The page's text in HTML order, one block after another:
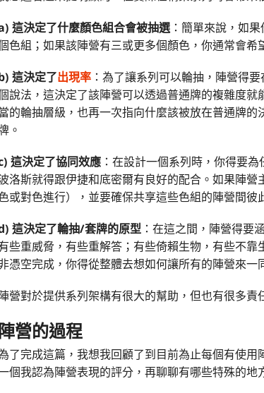
這決定了什麼顏色組合會被抽選 ：簡單來說，如
色組；如果該陣營有三或更多個顏色，你通常會希
這決定了出現率 ：為了讓系列可以輪抽，陣營得
說法，這決定了該陣營可以透過普通牌的複雜度
的輪抽層級，也再一次指向什麼該被放在普通牌
。
這決定了協同效應 ：在設計一個系列時，你得要
洛斯就得跟伊捷和底密爾有良好的配合。如果陣
或對色進行），並要確保共享這些色組的陣營間彼
這決定了輪抽/套牌的原型 ：在這之間，陣營得要
些重威脅，有些重解答；有些倚賴生物，有些不
憑空完成，你得從整體去想如何讓所有的陣營來一
營對於提供系列架構有很大的幫助，但也有很多責
陣營的過程
了完成這篇，我想我回顧了到目前為止每個有使
個我認為陣營表現的評分，再聊聊有哪些特殊的地